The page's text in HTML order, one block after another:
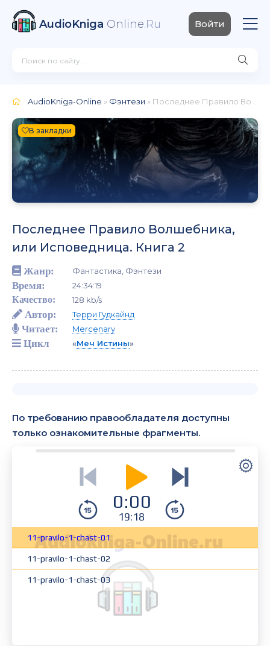
AudioKniga Online.Ru Войти
AudioKniga-Online » Фэнтези » Последнее Правило Волшебника, или Исповедница. Книга 2
В закладки
Последнее Правило Волшебника,
или Исповедница. Книга 2
Жанр: Фантастика, Фэнтези
Время:
24:34:19
Качество:
128 kb/s
Автор: Терри Гудкайнд
Читает: Mercenary
Цикл «Меч Истины»
По требованию правообладателя доступны
только ознакомительные фрагменты.
0:00
19:18
11-pravilo-1-chast-01
11-pravilo-1-chast-02
11-pravilo-1-chast-03